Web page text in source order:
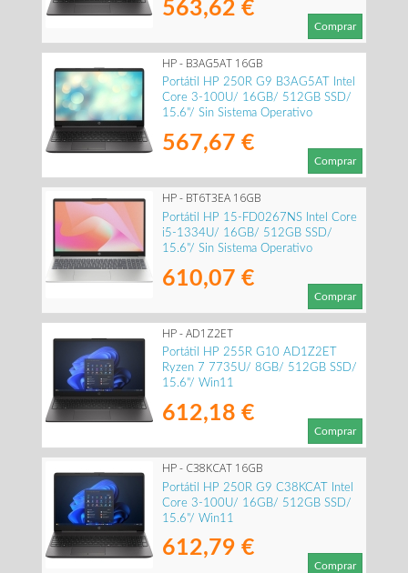
563,62 €
Comprar
HP - B3AG5AT 16GB
Portátil HP 250R G9 B3AG5AT Intel
Core 3-100U/ 16GB/ 512GB SSD/
15.6"/ Sin Sistema Operativo
567,67 €
Comprar
HP - BT6T3EA 16GB
Portátil HP 15-FD0267NS Intel Core
i5-1334U/ 16GB/ 512GB SSD/
15.6"/ Sin Sistema Operativo
610,07 €
Comprar
HP - AD1Z2ET
Portátil HP 255R G10 AD1Z2ET
Ryzen 7 7735U/ 8GB/ 512GB SSD/
15.6"/ Win11
612,18 €
Comprar
HP - C38KCAT 16GB
Portátil HP 250R G9 C38KCAT Intel
Core 3-100U/ 16GB/ 512GB SSD/
15.6"/ Win11
612,79 €
Comprar